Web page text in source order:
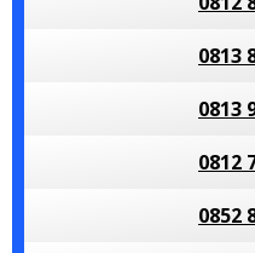
0813
0813
0812
0852